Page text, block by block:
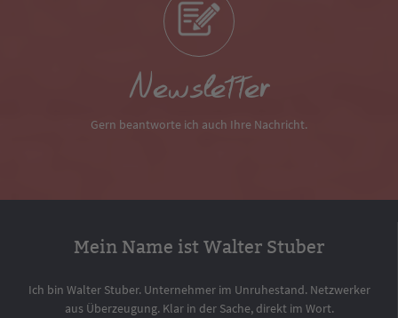
Newsletter
Gern beantworte ich auch Ihre Nachricht.
Mein Name ist Walter Stuber
Ich bin Walter Stuber. Unternehmer im Unruhestand. Netzwerker
aus Überzeugung. Klar in der Sache, direkt im Wort.